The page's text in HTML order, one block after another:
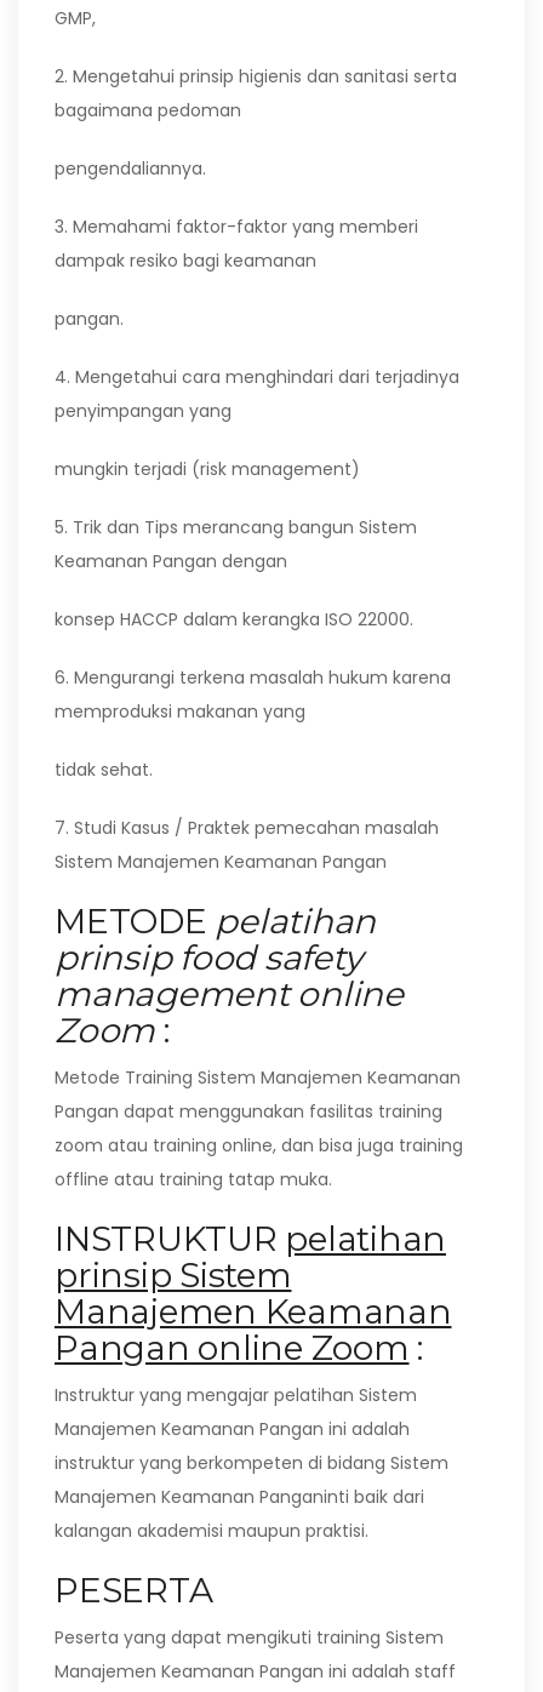
GMP,
2. Mengetahui prinsip higienis dan sanitasi serta
bagaimana pedoman
pengendaliannya.
3. Memahami faktor-faktor yang memberi
dampak resiko bagi keamanan
pangan.
4. Mengetahui cara menghindari dari terjadinya
penyimpangan yang
mungkin terjadi (risk management)
5. Trik dan Tips merancang bangun Sistem
Keamanan Pangan dengan
konsep HACCP dalam kerangka ISO 22000.
6. Mengurangi terkena masalah hukum karena
memproduksi makanan yang
tidak sehat.
7. Studi Kasus / Praktek pemecahan masalah
Sistem Manajemen Keamanan Pangan
METODE pelatihan
prinsip food safety
management online
Zoom :
Metode Training Sistem Manajemen Keamanan
Pangan dapat menggunakan fasilitas training
zoom atau training online, dan bisa juga training
offline atau training tatap muka.
INSTRUKTUR pelatihan
prinsip Sistem
Manajemen Keamanan
Pangan online Zoom :
Instruktur yang mengajar pelatihan Sistem
Manajemen Keamanan Pangan ini adalah
instruktur yang berkompeten di bidang Sistem
Manajemen Keamanan Panganinti baik dari
kalangan akademisi maupun praktisi.
PESERTA
Peserta yang dapat mengikuti training Sistem
Manajemen Keamanan Pangan ini adalah staff